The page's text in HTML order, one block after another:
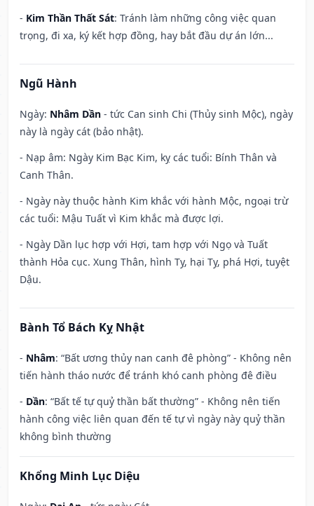
- Kim Thần Thất Sát: Tránh làm những công việc quan
trọng, đi xa, ký kết hợp đồng, hay bắt đầu dự án lớn...
Ngũ Hành
Ngày: Nhâm Dần - tức Can sinh Chi (Thủy sinh Mộc), ngày
này là ngày cát (bảo nhật).
- Nạp âm: Ngày Kim Bạc Kim, kỵ các tuổi: Bính Thân và
Canh Thân.
- Ngày này thuộc hành Kim khắc với hành Mộc, ngoại trừ
các tuổi: Mậu Tuất vì Kim khắc mà được lợi.
- Ngày Dần lục hợp với Hợi, tam hợp với Ngọ và Tuất
thành Hỏa cục. Xung Thân, hình Tỵ, hại Tỵ, phá Hợi, tuyệt
Dậu.
Bành Tổ Bách Kỵ Nhật
- Nhâm: “Bất ương thủy nan canh đê phòng” - Không nên
tiến hành tháo nước để tránh khó canh phòng đê điều
- Dần: “Bất tế tự quỷ thần bất thường” - Không nên tiến
hành công việc liên quan đến tế tự vì ngày này quỷ thần
không bình thường
Khổng Minh Lục Diệu